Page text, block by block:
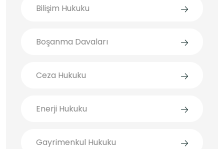
Bilişim Hukuku
Boşanma Davaları
Ceza Hukuku
Enerji Hukuku
Gayrimenkul Hukuku